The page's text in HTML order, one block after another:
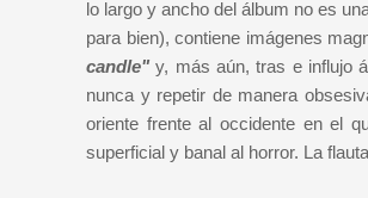
lo largo y ancho del álbum no es
para bien), contiene imágenes
candle" y, más aún, tras e influjo
nunca y repetir de manera
oriente frente al occidente en el
superficial y banal al horror. La